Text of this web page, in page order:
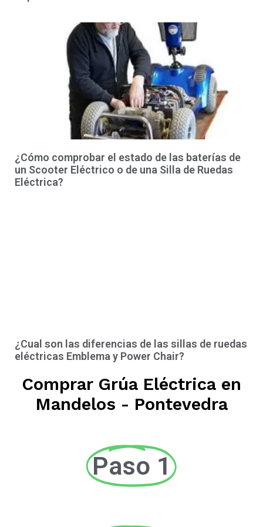
¿Cómo comprobar el estado de las baterías de
un Scooter Eléctrico o de una Silla de Ruedas
Eléctrica?
¿Cual son las diferencias de las sillas de ruedas
eléctricas Emblema y Power Chair?
Comprar Grúa Eléctrica en
Mandelos - Pontevedra
Paso 1